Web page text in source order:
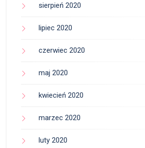
sierpień 2020
lipiec 2020
czerwiec 2020
maj 2020
kwiecień 2020
marzec 2020
luty 2020